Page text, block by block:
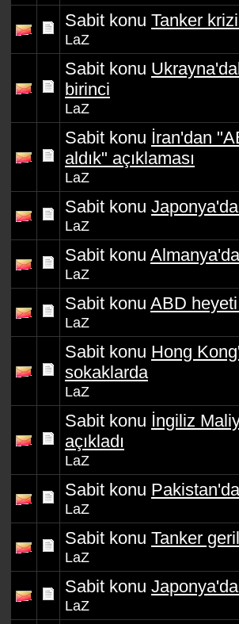
Sabit konu Tanker
LaZ
Sabit konu
birinci
LaZ
Sabit konu İran'dan
aldık" açıklaması
LaZ
Sabit konu
LaZ
Sabit konu
LaZ
Sabit konu ABD
LaZ
Sabit konu Hong
sokaklarda
LaZ
Sabit konu İngiliz
açıkladı
LaZ
Sabit konu
LaZ
Sabit konu Tanker
LaZ
Sabit konu
LaZ